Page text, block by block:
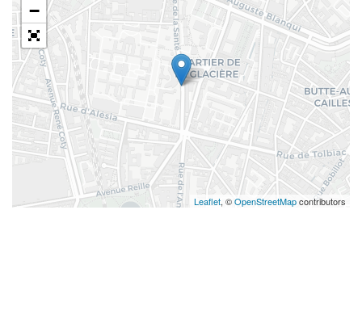
−
Leaflet, ©OpenStreetMapcontributors